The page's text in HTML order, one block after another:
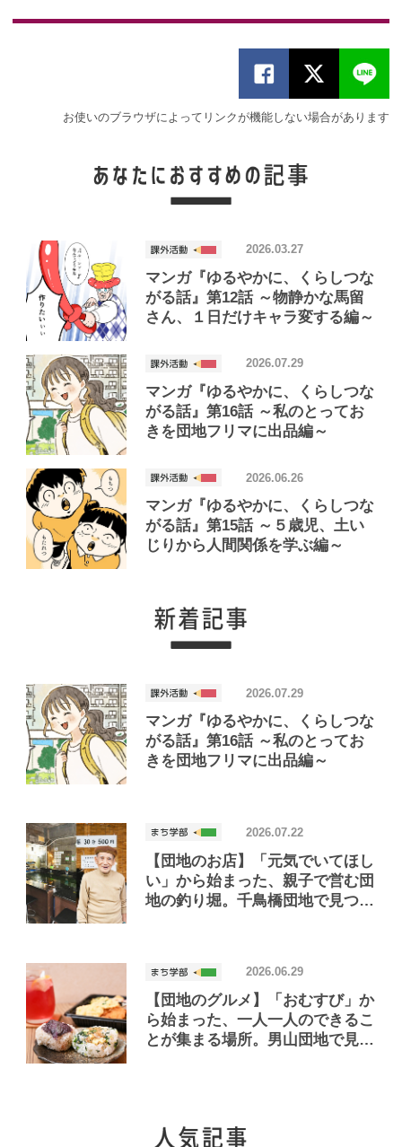
お使いのブラウザによってリンクが機能しない場合があります
マンガ『ゆるやかに、くらしつな
がる話』第12話 ～物静かな馬留
さん、１日だけキャラ変する編～
2026.03.27
マンガ『ゆるやかに、くらしつな
がる話』第16話 ～私のとってお
きを団地フリマに出品編～
2026.07.29
マンガ『ゆるやかに、くらしつな
がる話』第15話 ～５歳児、土い
じりから人間関係を学ぶ編～
2026.06.26
マンガ『ゆるやかに、くらしつな
がる話』第16話 ～私のとってお
きを団地フリマに出品編～
2026.07.29
【団地のお店】「元気でいてほし
い」から始まった、親子で営む団
地の釣り堀。千鳥橋団地で見つけ
2026.07.22
【団地のグルメ】「おむすび」か
ら始まった、一人一人のできるこ
とが集まる場所。男山団地で見つ
2026.06.29